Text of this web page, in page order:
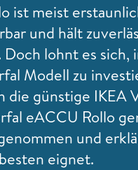
ist meist
und hält
lohnt es sich,
Modell zu
die günstige IKEA
eACCU Rollo
und
eignet.